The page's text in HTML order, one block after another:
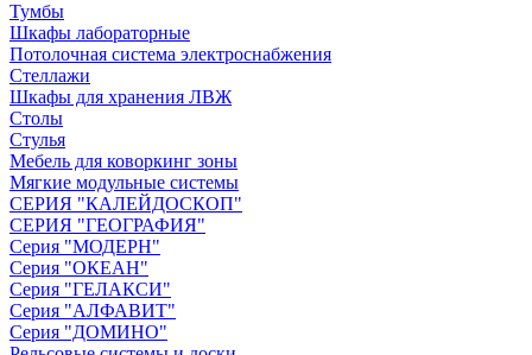
Тумбы
Шкафы лабораторные
Потолочная система электроснабжения
Стеллажи
Шкафы для хранения ЛВЖ
Столы
Стулья
Мебель для коворкинг зоны
Мягкие модульные системы
СЕРИЯ "КАЛЕЙДОСКОП"
СЕРИЯ "ГЕОГРАФИЯ"
Серия "МОДЕРН"
Серия "ОКЕАН"
Серия "ГЕЛАКСИ"
Серия "АЛФАВИТ"
Серия "ДОМИНО"